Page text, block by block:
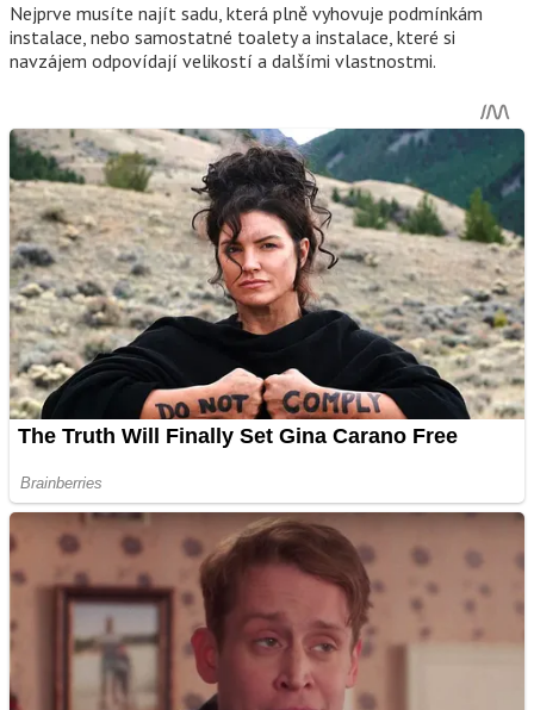
Nejprve musíte najít sadu, která plně vyhovuje podmínkám
instalace, nebo samostatné toalety a instalace, které si
navzájem odpovídají velikostí a dalšími vlastnostmi.